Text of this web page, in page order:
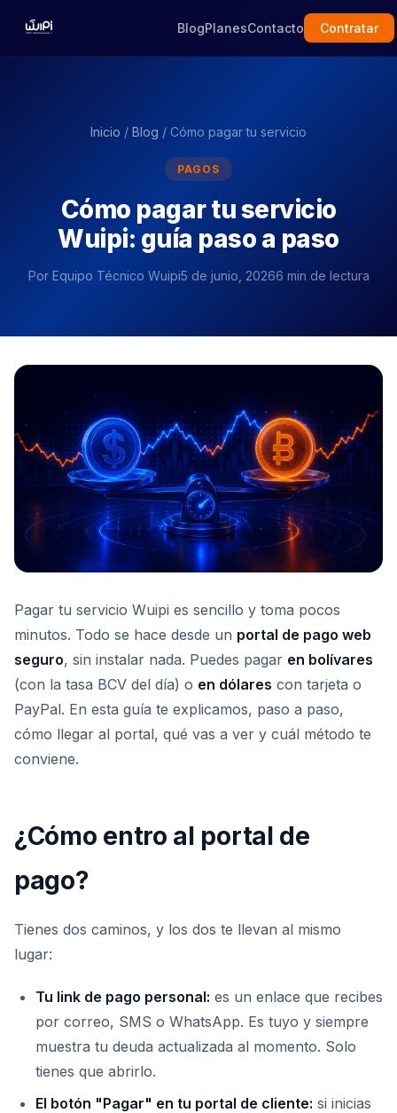
BlogPlanesContacto Contratar
Inicio / Blog / Cómo pagar tu servicio
PAGOS
Cómo pagar tu servicio
Wuipi: guía paso a paso
Por Equipo Técnico Wuipi5 de junio, 20266 min de lectura
Pagar tu servicio Wuipi es sencillo y toma pocos
minutos. Todo se hace desde un portal de pago web
seguro, sin instalar nada. Puedes pagar en bolívares
(con la tasa BCV del día) o en dólares con tarjeta o
PayPal. En esta guía te explicamos, paso a paso,
cómo llegar al portal, qué vas a ver y cuál método te
conviene.
¿Cómo entro al portal de
pago?
Tienes dos caminos, y los dos te llevan al mismo
lugar:
Tu link de pago personal: es un enlace que recibes
por correo, SMS o WhatsApp. Es tuyo y siempre
muestra tu deuda actualizada al momento. Solo
tienes que abrirlo.
El botón "Pagar" en tu portal de cliente: si inicias